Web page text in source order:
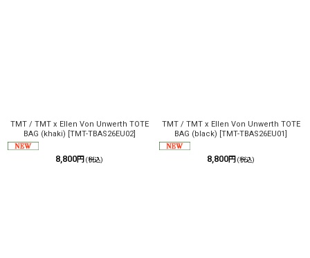
TMT / TMT x Ellen Von Unwerth TOTE
BAG (khaki) [TMT-TBAS26EU02]
8,800円 (税込)
TMT / TMT x Ellen Von Unwerth TOTE
BAG (black) [TMT-TBAS26EU01]
8,800円 (税込)